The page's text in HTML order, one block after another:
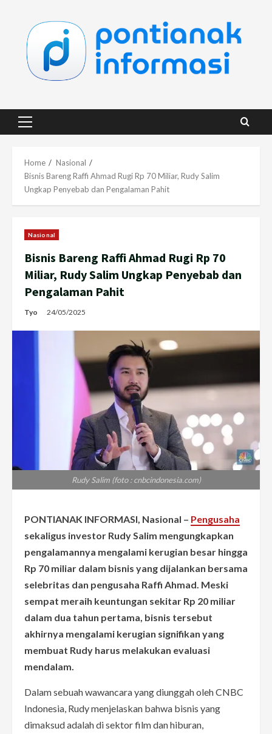
content
Primary
Home
Nasional
Bisnis Bareng Raffi Ahmad Rugi Rp 70 Miliar, Rudy Salim
Ungkap Penyebab dan Pengalaman Pahit
Nasional
Bisnis Bareng Raffi Ahmad Rugi Rp 70
Miliar, Rudy Salim Ungkap Penyebab dan
Pengalaman Pahit
Tyo 24/05/2025
Rudy Salim (foto : cnbcindonesia.com)
PONTIANAK INFORMASI, Nasional – Pengusaha
sekaligus investor Rudy Salim mengungkapkan
pengalamannya mengalami kerugian besar hingga
Rp 70 miliar dalam bisnis yang dijalankan bersama
selebritas dan pengusaha Raffi Ahmad. Meski
sempat meraih keuntungan sekitar Rp 20 miliar
dalam dua tahun pertama, bisnis tersebut
akhirnya mengalami kerugian signifikan yang
membuat Rudy harus melakukan evaluasi
mendalam.
Dalam sebuah wawancara yang diunggah oleh CNBC
Indonesia, Rudy menjelaskan bahwa bisnis yang
dimaksud adalah di sektor film dan hiburan,